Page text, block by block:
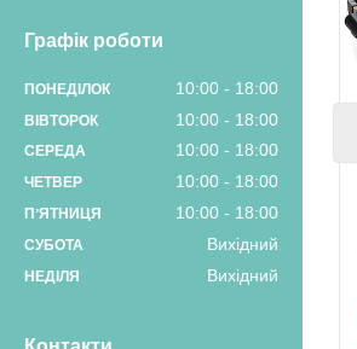
Графік роботи
ПОНЕДІЛОК 10:00 18:00
ВІВТОРОК 10:00 18:00
СЕРЕДА 10:00 18:00
ЧЕТВЕР 10:00 18:00
ПʼЯТНИЦЯ 10:00 18:00
СУБОТА Вихідний
НЕДІЛЯ Вихідний